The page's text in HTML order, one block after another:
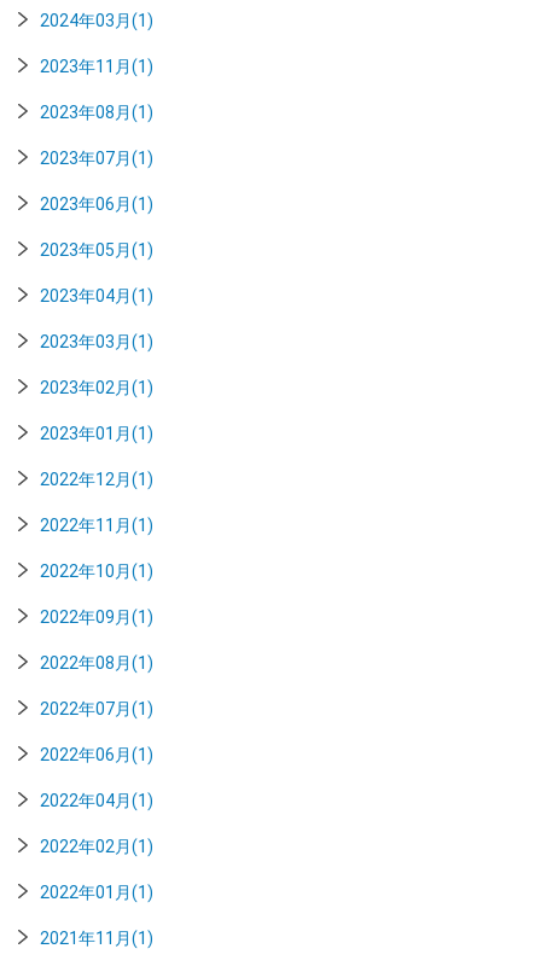
2024年03月(1)
2023年11月(1)
2023年08月(1)
2023年07月(1)
2023年06月(1)
2023年05月(1)
2023年04月(1)
2023年03月(1)
2023年02月(1)
2023年01月(1)
2022年12月(1)
2022年11月(1)
2022年10月(1)
2022年09月(1)
2022年08月(1)
2022年07月(1)
2022年06月(1)
2022年04月(1)
2022年02月(1)
2022年01月(1)
2021年11月(1)